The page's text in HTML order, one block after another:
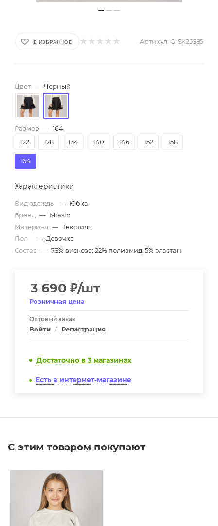
В ИЗБРАННОЕ Артикул: G-SK25385
Цвет — Черный
Размер — 164
122
128 134 140 146 152 158
164
Характеристики
Вид одежды — Юбка
Бренд — Miasin
Материал — Текстиль
Пол - — Девочка
Состав — 73% вискоза; 22% полиамид; 5% эластан
3 690 ₽/шт
Розничная цена
Оптовый заказ
Войти / Регистрация
Достаточно в 3 магазинах
Есть в интернет-магазине
С этим товаром покупают